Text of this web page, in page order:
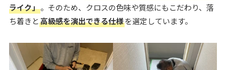
ライク」。そのため、クロスの色味や質感にもこだわり、落
ち着きと高級感を演出できる仕様を選定しています。